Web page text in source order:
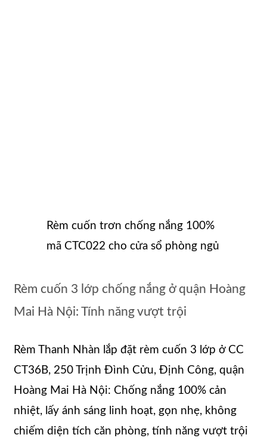
Rèm cuốn trơn chống nắng 100%
mã CTC022 cho cửa sổ phòng ngủ
Rèm cuốn 3 lớp chống nắng ở quận Hoàng
Mai Hà Nội: Tính năng vượt trội
Rèm Thanh Nhàn lắp đặt rèm cuốn 3 lớp ở CC
CT36B, 250 Trịnh Đình Cửu, Định Công, quận
Hoàng Mai Hà Nội: Chống nắng 100% cản
nhiệt, lấy ánh sáng linh hoạt, gọn nhẹ, không
chiếm diện tích căn phòng, tính năng vượt trội